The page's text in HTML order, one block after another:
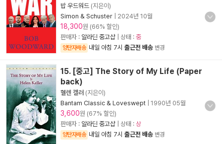
밥 우드워드 (지은이)
Simon & Schuster
2024년 10월
18,300원 (66% 할인)
판매자 : 알라딘 중고샵 | 상태 : 중
양탄자배송 내일 아침 7시 출근전 배송 변경
15. [중고] The Story of My Life (Paper
back)
헬렌 켈러 (지은이)
Bantam Classic & Loveswept
1990년 05월
3,600원 (67% 할인)
판매자 : 알라딘 중고샵 | 상태 : 상
양탄자배송 내일 아침 7시 출근전 배송 변경